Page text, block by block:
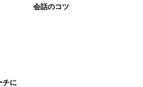
会話のコツ
チに